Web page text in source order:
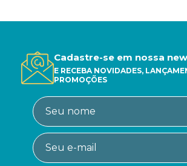
Cadastre-se em nossa
E RECEBA NOVIDADES,
PROMOÇÕES